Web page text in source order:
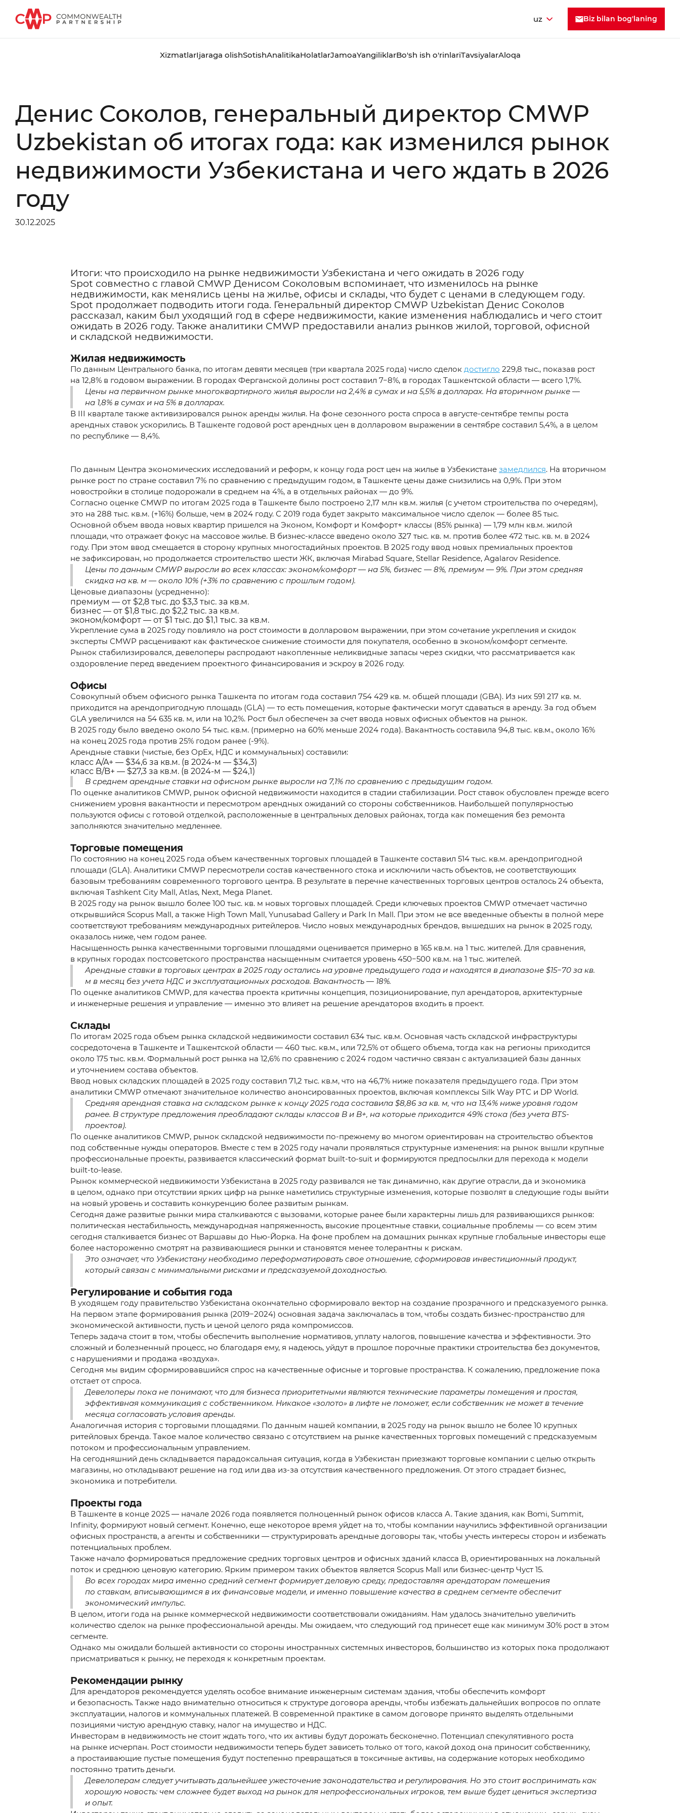
uz Biz bilan bog'laning
XizmatlarIjaraga olishSotishAnalitikaHolatlarJamoaYangiliklarBo'sh ish o'rinlariTavsiyalarAloqa
Денис Соколов, генеральный директор CMWP
Uzbekistan об итогах года: как изменился рынок
недвижимости Узбекистана и чего ждать в 2026
году
30.12.2025
Итоги: что происходило на рынке недвижимости Узбекистана и чего ожидать в 2026 году
Spot совместно с главой CMWP Денисом Соколовым вспоминает, что изменилось на рынке
недвижимости, как менялись цены на жилье, офисы и склады, что будет с ценами в следующем году.
Spot продолжает подводить итоги года. Генеральный директор CMWP Uzbekistan Денис Соколов
рассказал, каким был уходящий год в сфере недвижимости, какие изменения наблюдались и чего стоит
ожидать в 2026 году. Также аналитики CMWP предоставили анализ рынков жилой, торговой, офисной
и складской недвижимости.
Жилая недвижимость
По данным Центрального банка, по итогам девяти месяцев (три квартала 2025 года) число сделок достигло 229,8 тыс., показав рост
на 12,8% в годовом выражении. В городах Ферганской долины рост составил 7−8%, в городах Ташкентской области — всего 1,7%.
Цены на первичном рынке многоквартирного жилья выросли на 2,4% в сумах и на 5,5% в долларах. На вторичном рынке —
на 1,8% в сумах и на 5% в долларах.
В III квартале также активизировался рынок аренды жилья. На фоне сезонного роста спроса в августе-сентябре темпы роста
арендных ставок ускорились. В Ташкенте годовой рост арендных цен в долларовом выражении в сентябре составил 5,4%, а в целом
по республике — 8,4%.
По данным Центра экономических исследований и реформ, к концу года рост цен на жилье в Узбекистане замедлился. На вторичном
рынке рост по стране составил 7% по сравнению с предыдущим годом, в Ташкенте цены даже снизились на 0,9%. При этом
новостройки в столице подорожали в среднем на 4%, а в отдельных районах — до 9%.
Согласно оценке CMWP по итогам 2025 года в Ташкенте было построено 2,17 млн кв.м. жилья (с учетом строительства по очередям),
это на 288 тыс. кв.м. (+16%) больше, чем в 2024 году. С 2019 года будет закрыто максимальное число сделок — более 85 тыс.
Основной объем ввода новых квартир пришелся на Эконом, Комфорт и Комфорт+ классы (85% рынка) — 1,79 млн кв.м. жилой
площади, что отражает фокус на массовое жилье. В бизнес-классе введено около 327 тыс. кв. м. против более 472 тыс. кв. м. в 2024
году. При этом ввод смещается в сторону крупных многостадийных проектов. В 2025 году ввод новых премиальных проектов
не зафиксирован, но продолжается строительство шести ЖК, включая Mirabad Square, Stellar Residence, Agalarov Residence.
Цены по данным CMWP выросли во всех классах: эконом/комфорт — на 5%, бизнес — 8%, премиум — 9%. При этом средняя
скидка на кв. м — около 10% (+3% по сравнению с прошлым годом).
Ценовые диапазоны (усредненно):
премиум — от $2,8 тыс. до $3,3 тыс. за кв.м.
бизнес — от $1,8 тыс. до $2,2 тыс. за кв.м.
эконом/комфорт — от $1 тыс. до $1,1 тыс. за кв.м.
Укрепление сума в 2025 году повлияло на рост стоимости в долларовом выражении, при этом сочетание укрепления и скидок
эксперты CMWP расценивают как фактическое снижение стоимости для покупателя, особенно в эконом/комфорт сегменте.
Рынок стабилизировался, девелоперы распродают накопленные неликвидные запасы через скидки, что рассматривается как
оздоровление перед введением проектного финансирования и эскроу в 2026 году.
Офисы
Совокупный объем офисного рынка Ташкента по итогам года составил 754 429 кв. м. общей площади (GBA). Из них 591 217 кв. м.
приходится на арендопригодную площадь (GLA) — то есть помещения, которые фактически могут сдаваться в аренду. За год объем
GLA увеличился на 54 635 кв. м, или на 10,2%. Рост был обеспечен за счет ввода новых офисных объектов на рынок.
В 2025 году было введено около 54 тыс. кв.м. (примерно на 60% меньше 2024 года). Вакантность составила 94,8 тыс. кв.м., около 16%
на конец 2025 года против 25% годом ранее (-9%).
Арендные ставки (чистые, без OpEx, НДС и коммунальных) составили:
класс A/A+ — $34,6 за кв.м. (в 2024-м — $34,3)
класс B/B+ — $27,3 за кв.м. (в 2024-м — $24,1)
В среднем арендные ставки на офисном рынке выросли на 7,1% по сравнению с предыдущим годом.
По оценке аналитиков CMWP, рынок офисной недвижимости находится в стадии стабилизации. Рост ставок обусловлен прежде всего
снижением уровня вакантности и пересмотром арендных ожиданий со стороны собственников. Наибольшей популярностью
пользуются офисы с готовой отделкой, расположенные в центральных деловых районах, тогда как помещения без ремонта
заполняются значительно медленнее.
Торговые помещения
По состоянию на конец 2025 года объем качественных торговых площадей в Ташкенте составил 514 тыс. кв.м. арендопригодной
площади (GLA). Аналитики CMWP пересмотрели состав качественного стока и исключили часть объектов, не соответствующих
базовым требованиям современного торгового центра. В результате в перечне качественных торговых центров осталось 24 объекта,
включая Tashkent City Mall, Atlas, Next, Mega Planet.
В 2025 году на рынок вышло более 100 тыс. кв. м новых торговых площадей. Среди ключевых проектов CMWP отмечает частично
открывшийся Scopus Mall, а также High Town Mall, Yunusabad Gallery и Park In Mall. При этом не все введенные объекты в полной мере
соответствуют требованиям международных ритейлеров. Число новых международных брендов, вышедших на рынок в 2025 году,
оказалось ниже, чем годом ранее.
Насыщенность рынка качественными торговыми площадями оценивается примерно в 165 кв.м. на 1 тыс. жителей. Для сравнения,
в крупных городах постсоветского пространства насыщенным считается уровень 450−500 кв.м. на 1 тыс. жителей.
Арендные ставки в торговых центрах в 2025 году остались на уровне предыдущего года и находятся в диапазоне $15−70 за кв.
м в месяц без учета НДС и эксплуатационных расходов. Вакантность — 18%.
По оценке аналитиков CMWP, для качества проекта критичны концепция, позиционирование, пул арендаторов, архитектурные
и инженерные решения и управление — именно это влияет на решение арендаторов входить в проект.
Склады
По итогам 2025 года объем рынка складской недвижимости составил 634 тыс. кв.м. Основная часть складской инфраструктуры
сосредоточена в Ташкенте и Ташкентской области — 460 тыс. кв.м., или 72,5% от общего объема, тогда как на регионы приходится
около 175 тыс. кв.м. Формальный рост рынка на 12,6% по сравнению с 2024 годом частично связан с актуализацией базы данных
и уточнением состава объектов.
Ввод новых складских площадей в 2025 году составил 71,2 тыс. кв.м, что на 46,7% ниже показателя предыдущего года. При этом
аналитики CMWP отмечают значительное количество анонсированных проектов, включая комплексы Silk Way PTC и DP World.
Средняя арендная ставка на складском рынке к концу 2025 года составила $8,86 за кв. м, что на 13,4% ниже уровня годом
ранее. В структуре предложения преобладают склады классов B и B+, на которые приходится 49% стока (без учета BTS-
проектов).
По оценке аналитиков CMWP, рынок складской недвижимости по-прежнему во многом ориентирован на строительство объектов
под собственные нужды операторов. Вместе с тем в 2025 году начали проявляться структурные изменения: на рынок вышли крупные
профессиональные проекты, развивается классический формат built-to-suit и формируются предпосылки для перехода к модели
built-to-lease.
Рынок коммерческой недвижимости Узбекистана в 2025 году развивался не так динамично, как другие отрасли, да и экономика
в целом, однако при отсутствии ярких цифр на рынке наметились структурные изменения, которые позволят в следующие годы выйти
на новый уровень и составить конкуренцию более развитым рынкам.
Сегодня даже развитые рынки мира сталкиваются с вызовами, которые ранее были характерны лишь для развивающихся рынков:
политическая нестабильность, международная напряженность, высокие процентные ставки, социальные проблемы — со всем этим
сегодня сталкивается бизнес от Варшавы до Нью-Йорка. На фоне проблем на домашних рынках крупные глобальные инвесторы еще
более настороженно смотрят на развивающиеся рынки и становятся менее толерантны к рискам.
Это означает, что Узбекистану необходимо переформатировать свое отношение, сформировав инвестиционный продукт,
который связан с минимальными рисками и предсказуемой доходностью.
Регулирование и события года
В уходящем году правительство Узбекистана окончательно сформировало вектор на создание прозрачного и предсказуемого рынка.
На первом этапе формирования рынка (2019−2024) основная задача заключалась в том, чтобы создать бизнес-пространство для
экономической активности, пусть и ценой целого ряда компромиссов.
Теперь задача стоит в том, чтобы обеспечить выполнение нормативов, уплату налогов, повышение качества и эффективности. Это
сложный и болезненный процесс, но благодаря ему, я надеюсь, уйдут в прошлое порочные практики строительства без документов,
с нарушениями и продажа «воздуха».
Сегодня мы видим сформировавшийся спрос на качественные офисные и торговые пространства. К сожалению, предложение пока
отстает от спроса.
Девелоперы пока не понимают, что для бизнеса приоритетными являются технические параметры помещения и простая,
эффективная коммуникация с собственником. Никакое «золото» в лифте не поможет, если собственник не может в течение
месяца согласовать условия аренды.
Аналогичная история с торговыми площадями. По данным нашей компании, в 2025 году на рынок вышло не более 10 крупных
ритейловых бренда. Такое малое количество связано с отсутствием на рынке качественных торговых помещений с предсказуемым
потоком и профессиональным управлением.
На сегодняшний день складывается парадоксальная ситуация, когда в Узбекистан приезжают торговые компании с целью открыть
магазины, но откладывают решение на год или два из-за отсутствия качественного предложения. От этого страдает бизнес,
экономика и потребители.
Проекты года
В Ташкенте в конце 2025 — начале 2026 года появляется полноценный рынок офисов класса А. Такие здания, как Bomi, Summit,
Infinity, формируют новый сегмент. Конечно, еще некоторое время уйдет на то, чтобы компании научились эффективной организации
офисных пространств, а агенты и собственники — структурировать арендные договоры так, чтобы учесть интересы сторон и избежать
потенциальных проблем.
Также начало формироваться предложение средних торговых центров и офисных зданий класса B, ориентированных на локальный
поток и среднюю ценовую категорию. Ярким примером таких объектов является Scopus Mall или бизнес-центр Чуст 15.
Во всех городах мира именно средний сегмент формирует деловую среду, предоставляя арендаторам помещения
по ставкам, вписывающимся в их финансовые модели, и именно повышение качества в среднем сегменте обеспечит
экономический импульс.
В целом, итоги года на рынке коммерческой недвижимости соответствовали ожиданиям. Нам удалось значительно увеличить
количество сделок на рынке профессиональной аренды. Мы ожидаем, что следующий год принесет еще как минимум 30% рост в этом
сегменте.
Однако мы ожидали большей активности со стороны иностранных системных инвесторов, большинство из которых пока продолжают
присматриваться к рынку, не переходя к конкретным проектам.
Рекомендации рынку
Для арендаторов рекомендуется уделять особое внимание инженерным системам здания, чтобы обеспечить комфорт
и безопасность. Также надо внимательно относиться к структуре договора аренды, чтобы избежать дальнейших вопросов по оплате
эксплуатации, налогов и коммунальных платежей. В современной практике в самом договоре принято выделять отдельными
позициями чистую арендную ставку, налог на имущество и НДС.
Инвесторам в недвижимость не стоит ждать того, что их активы будут дорожать бесконечно. Потенциал спекулятивного роста
на рынке исчерпан. Рост стоимости недвижимости теперь будет зависеть только от того, какой доход она приносит собственнику,
а простаивающие пустые помещения будут постепенно превращаться в токсичные активы, на содержание которых необходимо
постоянно тратить деньги.
Девелоперам следует учитывать дальнейшее ужесточение законодательства и регулирования. Но это стоит воспринимать как
хорошую новость: чем сложнее будет выход на рынок для непрофессиональных игроков, тем выше будет цениться экспертиза
и опыт.
Sizning ismingiz*
Telefon raqami
Sizning xabaringiz
Yuborish
+998 93 111 68 22
TRILLIANT biznes markazi, TOWER 2, 9-qavat, Office 89